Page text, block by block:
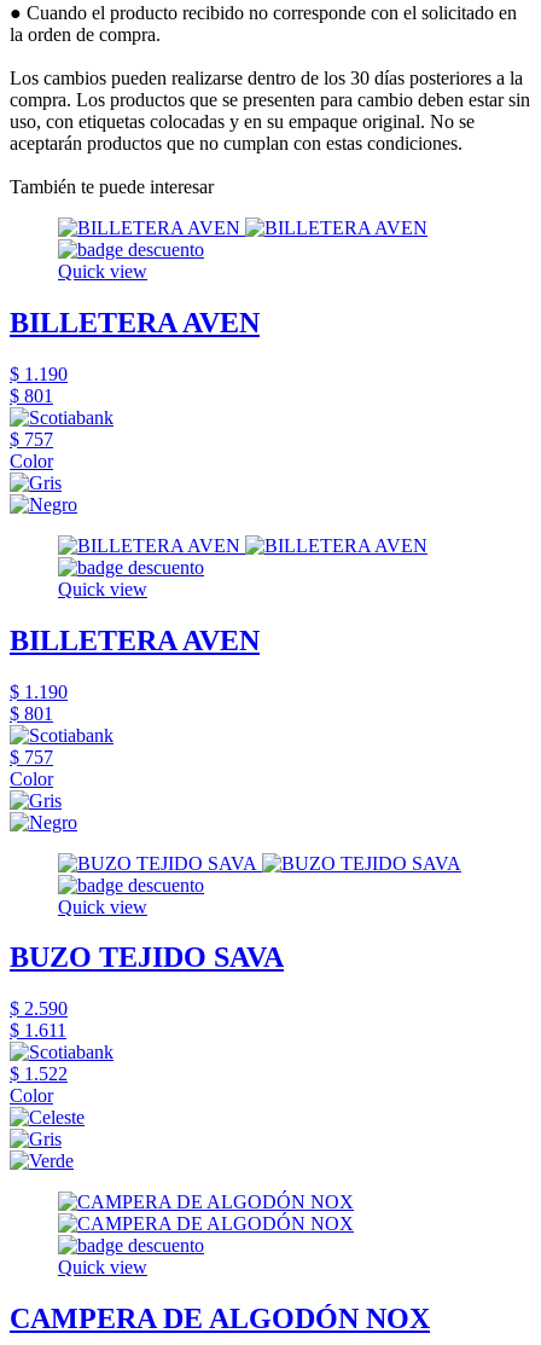
● Cuando el producto recibido no corresponde con el solicitado en
la orden de compra.
Los cambios pueden realizarse dentro de los 30 días posteriores a la
compra. Los productos que se presenten para cambio deben estar sin
uso, con etiquetas colocadas y en su empaque original. No se
aceptarán productos que no cumplan con estas condiciones.
También te puede interesar
Quick view
BILLETERA AVEN
$ 1.190
$ 801
$ 757
Color
Quick view
BILLETERA AVEN
$ 1.190
$ 801
$ 757
Color
Quick view
BUZO TEJIDO SAVA
$ 2.590
$ 1.611
$ 1.522
Color
Quick view
CAMPERA DE ALGODÓN NOX